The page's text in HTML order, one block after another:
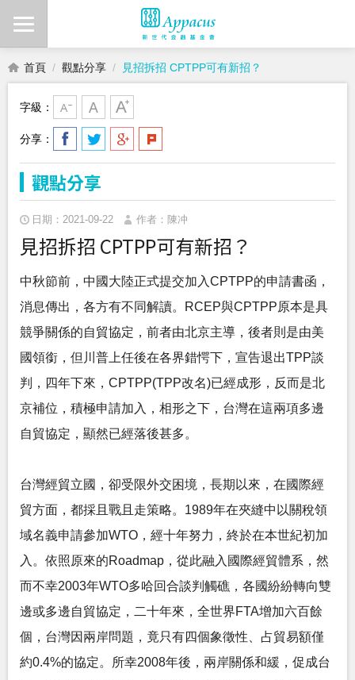
首頁 觀點分享 見招拆招 CPTPP可有新招？
字級：
分享：
觀點分享
日期：2021-09-22 作者：陳冲
見招拆招 CPTPP可有新招？
中秋節前，中國大陸正式提交加入CPTPP的申請書函，
消息傳出，各方有不同解讀。RCEP與CPTPP原本是具
競爭關係的自貿協定，前者由北京主導，後者則是由美
國領銜，但川普上任後在各界錯愕下，宣告退出TPP談
判，四年下來，CPTPP(TPP改名)已經成形，反而是北
京補位，積極申請加入，相形之下，台灣在這兩項多邊
自貿協定，顯然已經落後甚多。
台灣經貿立國，卻受限外交困境，長期以來，在國際經
貿方面，都採且戰且走策略。1989年在夾縫中以關稅領
域名義申請參加WTO，經十年努力，終於在本世紀初加
入。依照原來的Roadmap，從此融入國際經貿體系，然
而不幸2003年WTO多哈回合談判觸礁，各國紛紛轉向雙
邊或多邊自貿協定，二十年來，全世界FTA增加六百餘
個，台灣因兩岸問題，竟只有四個象徵性、占貿易額僅
約0.4%的協定。所幸2008年後，兩岸關係和緩，促成台